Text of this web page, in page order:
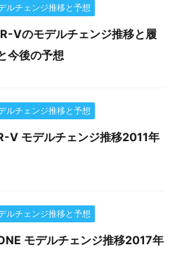
ルチェンジ推移と予想
Vのモデルチェンジ推移と履
今後の予想
ルチェンジ推移と予想
V モデルチェンジ推移2011年
ルチェンジ推移と予想
モデルチェンジ推移2017年